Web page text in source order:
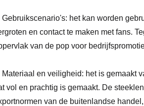
Gebruikscenario's: het kan worden
en contact te maken met fans.
van de pop voor
Materiaal en veiligheid: het is gemaakt
vol en prachtig is gemaakt. De
van de buitenlandse